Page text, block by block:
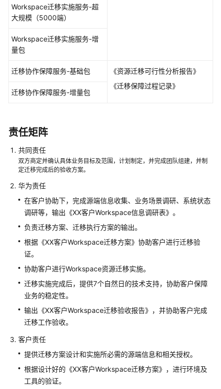
云
设
与
服
AI
与
实
服
务
华
为
设
计
与
服
联
网
Workspace迁移实施服务-超
大规模（5000端）
Workspace迁移实施服务-增
量包
迁移协作保障服务-基础包
《资源迁移可行性分析报告》
《迁移保障过程记录》
迁移协作保障服务-增量包
责任矩阵
共同责任
双方商定并确认具体业务目标及范围，计划制定，并完成团队组建，并制
定迁移完成后的验收方案。
华为责任
在客户协助下，完成源端信息收集、业务场景调研、系统状态
调研等，输出《XX客户Workspace信息调研表》。
负责迁移方案、迁移执行方案的输出。
根据《XX客户Workspace迁移方案》协助客户进行迁移验
证。
协助客户进行Workspace资源迁移实施。
迁移实施完成后，提供7个自然日的技术支持，协助客户保障
业务的稳定性。
输出《XX客户Workspace迁移验收报告》，并协助客户完成
迁移工作验收。
客户责任
提供迁移方案设计和实施所必需的源端信息和相关授权。
根据设计好的《XX客户Workspace迁移方案》，进行环境及
工具的验证。